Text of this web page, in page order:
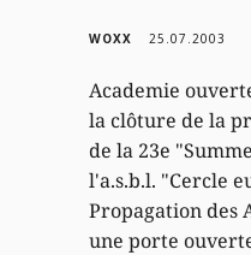
WOXX 25.07.2003
Academie
la clôture de la
de la 23e
l'a.s.b.l. "Cercle
Propagation des
une porte